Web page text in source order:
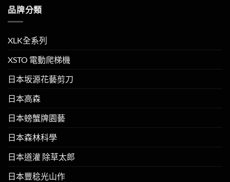
品牌分類
XLK全系列
XSTO 電動爬梯機
日本坂源花藝剪刀
日本高森
日本螃蟹牌園藝
日本森林科學
日本道灌 除草太郎
日本豐稔光山作